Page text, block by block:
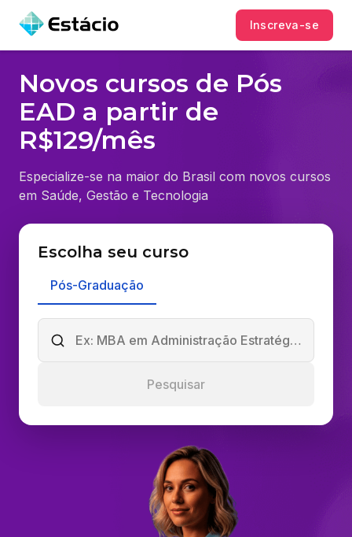
Inscreva-se
Novos cursos de Pós
EAD a partir de
R$129/mês
Especialize-se na maior do Brasil com novos cursos
em Saúde, Gestão e Tecnologia
Escolha seu curso
Pós-Graduação
Pesquisar